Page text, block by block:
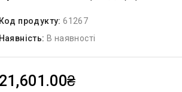
Код продукту:61267
Наявність: В наявності
21,601.00₴